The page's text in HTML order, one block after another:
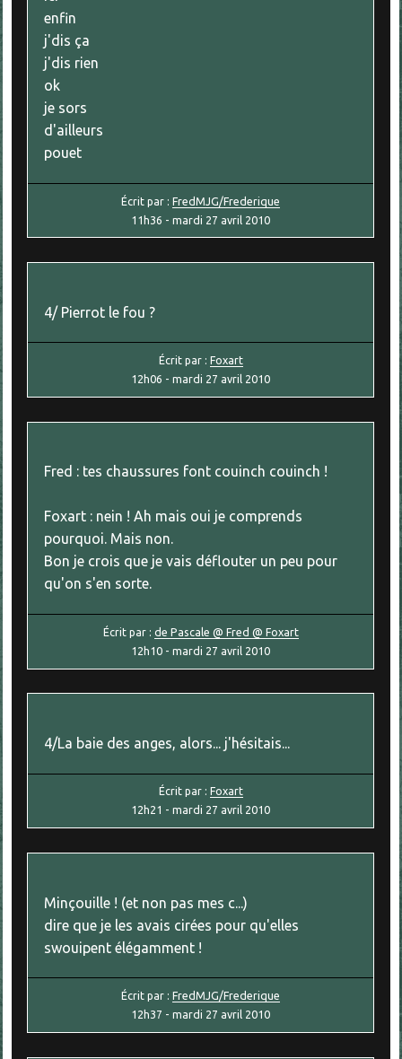
enfin
j'dis ça
j'dis rien
ok
je sors
d'ailleurs
pouet
Écrit par :FredMJG/Frederique
11h36 -mardi 27 avril 2010
4/ Pierrot le fou ?
Écrit par : Foxart
12h06 -mardi 27 avril 2010
Fred : tes chaussures font couinch couinch !
Foxart : nein ! Ah mais oui je comprends
pourquoi. Mais non.
Bon je crois que je vais déflouter un peu pour
qu'on s'en sorte.
Écrit par : de Pascale @ Fred @ Foxart
12h10 -mardi 27 avril 2010
4/La baie des anges, alors... j'hésitais...
Écrit par : Foxart
12h21 -mardi 27 avril 2010
Minçouille ! (et non pas mes c...)
dire que je les avais cirées pour qu'elles
swouipent élégamment !
Écrit par :FredMJG/Frederique
12h37 -mardi 27 avril 2010